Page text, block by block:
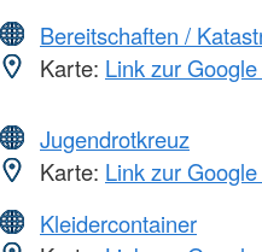
Bereitschaften /
Karte: Link zur
Jugendrotkreuz
Karte: Link zur
Kleidercontainer